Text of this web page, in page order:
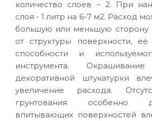
количество слоев – 2. При
слоя - 1 литр на 6-7 м2. Расход
большую или меньшую сторону
от структуры поверхности,
способности и
инструмента. Окрашивание
декоративной штукатурки
увеличение расхода.
грунтования особенно
впитывающих поверхностей